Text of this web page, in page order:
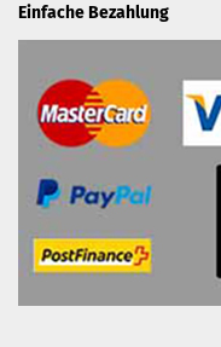
Einfache Bezahlung